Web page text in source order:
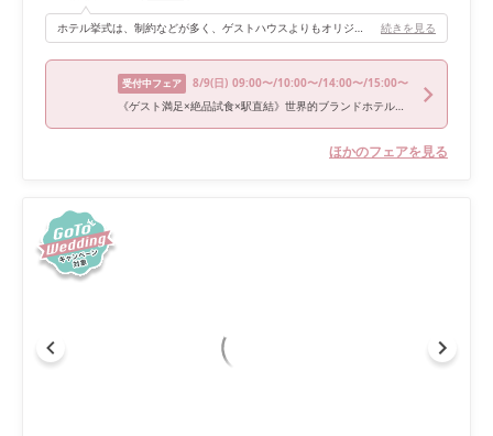
ホテル挙式は、制約などが多く、ゲストハウスよりもオリジナルに欠けがちなイメージでしたが、こちらのホテルではたくさんのオリジナルの要望を叶えて頂きました。 入場口の変更（厨房ルートを通ってのサプライズ登場）だったり、こちらが提案したゲストへのデザートプレートのデザインにも対応してくださり、ゲストハウス以上のオリジナル演出をすることが出来ました。 続きを見る
受付中フェア 8/9(日) 09:00〜/10:00〜/14:00〜/15:00〜
《ゲスト満足×絶品試食×駅直結》世界的ブランドホテル全館見学
ほかのフェアを見る